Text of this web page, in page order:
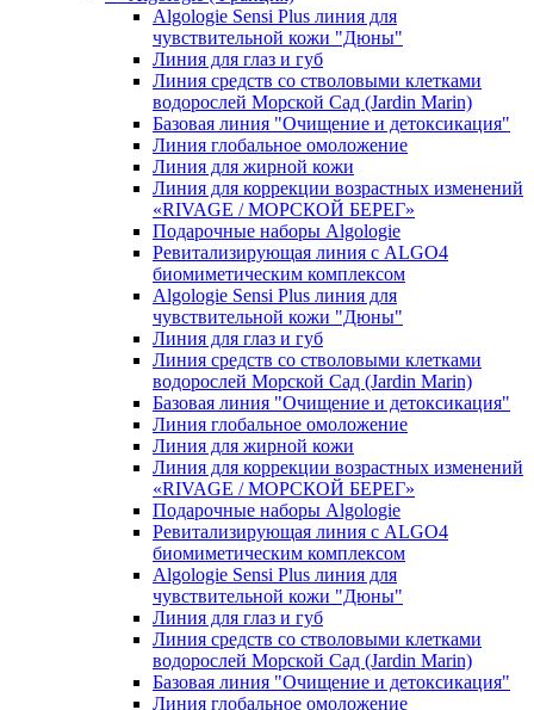
Algologie Sensi Plus линия для
чувcтвительной кожи "Дюны"
Линия для глаз и губ
Линия средств со стволовыми клетками
водорослей Морской Сад (Jardin Marin)
Базовая линия "Очищение и детоксикация"
Линия глобальное омоложение
Линия для жирной кожи
Линия для коррекции возрастных изменений
«RIVAGE / МОРСКОЙ БЕРЕГ»
Подарочные наборы Algologie
Ревитализирующая линия с ALGO4
биомиметическим комплексом
Algologie Sensi Plus линия для
чувcтвительной кожи "Дюны"
Линия для глаз и губ
Линия средств со стволовыми клетками
водорослей Морской Сад (Jardin Marin)
Базовая линия "Очищение и детоксикация"
Линия глобальное омоложение
Линия для жирной кожи
Линия для коррекции возрастных изменений
«RIVAGE / МОРСКОЙ БЕРЕГ»
Подарочные наборы Algologie
Ревитализирующая линия с ALGO4
биомиметическим комплексом
Algologie Sensi Plus линия для
чувcтвительной кожи "Дюны"
Линия для глаз и губ
Линия средств со стволовыми клетками
водорослей Морской Сад (Jardin Marin)
Базовая линия "Очищение и детоксикация"
Линия глобальное омоложение